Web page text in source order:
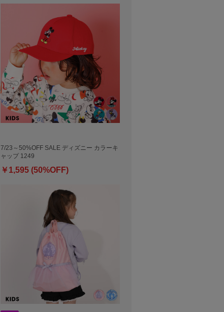
7/23～50%OFF SALE ディズニー カラーキ
ャップ 1249
￥1,595 (50%OFF)